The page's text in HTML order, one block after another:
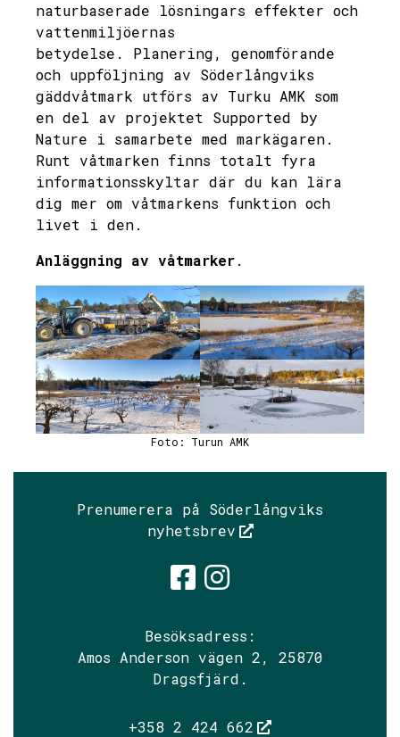
naturbaserade lösningars effekter och
vattenmiljöernas
betydelse. Planering, genomförande
och uppföljning av Söderlångviks
gäddvåtmark utförs av Turku AMK som
en del av projektet Supported by
Nature i samarbete med markägaren.
Runt våtmarken finns totalt fyra
informationsskyltar där du kan lära
dig mer om våtmarkens funktion och
livet i den.
Anläggning av våtmarker.
Foto: Turun AMK
Prenumerera på Söderlångviks
nyhetsbrev
Besöksadress:
Amos Anderson vägen 2, 25870
Dragsfjärd.
+358 2 424 662